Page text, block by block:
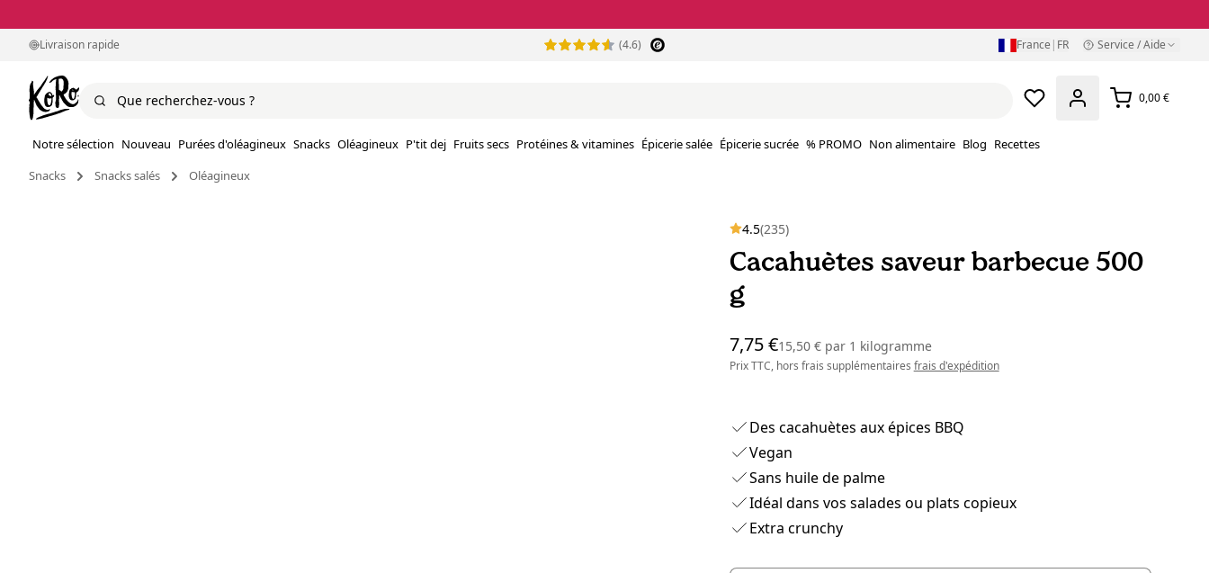
Livraison rapide (4.6) France | FR Service / Aide
0,00 €
Notre sélection Nouveau Purées d'oléagineux Snacks Oléagineux P'tit dej Fruits secs Protéines & vitamines Épicerie salée Épicerie sucrée % PROMO Non alimentaire Blog Recettes
Snacks
Snacks salés Oléagineux
4.5(235)
Cacahuètes saveur barbecue 500
g
7,75 €15,50 € par1 kilogramme
Prix TTC, hors frais supplémentaires frais d'expédition
Des cacahuètes aux épices BBQ
Vegan
Sans huile de palme
Idéal dans vos salades ou plats copieux
Extra crunchy